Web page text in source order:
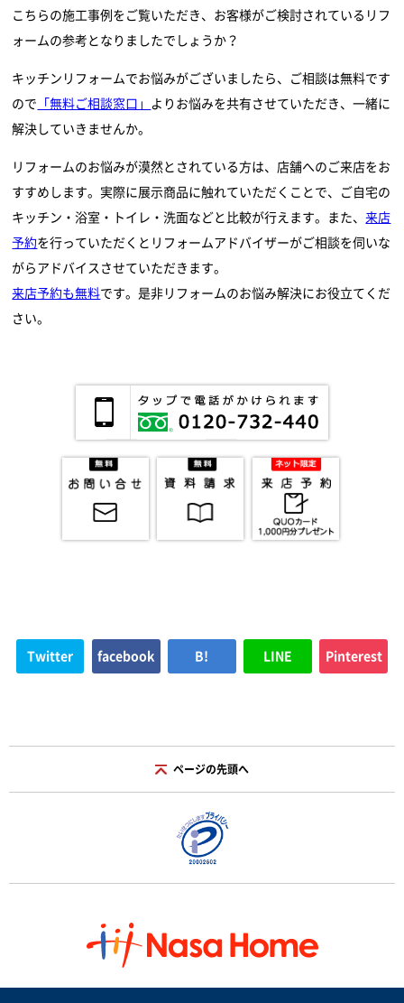
こちらの施工事例をご覧いただき、お客様がご検討されているリフ
ォームの参考となりましたでしょうか？
キッチンリフォームでお悩みがございましたら、ご相談は無料です
ので
「無料ご相談窓口」
よりお悩みを共有させていただき、一緒に
解決していきませんか。
リフォームのお悩みが漠然とされている方は、店舗へのご来店をお
すすめします。実際に展示商品に触れていただくことで、ご自宅の
キッチン・浴室・トイレ・洗面などと比較が行えます。また、来店
予約を行っていただくとリフォームアドバイザーがご相談を伺いな
がらアドバイスさせていただきます。
来店予約も無料です。是非リフォームのお悩み解決にお役立てくだ
さい。
Twitter facebook B! LINE Pinterest
ページの先頭へ